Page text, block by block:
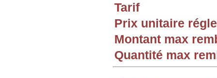
Tarif
Prix unitaire
Montant max
Quantité max